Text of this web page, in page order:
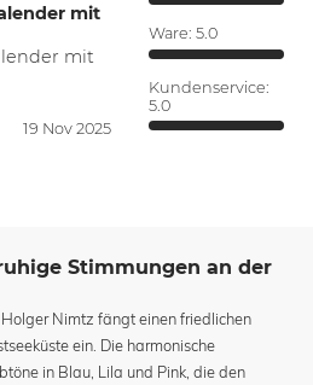
mit
mit
19 Nov 2025
Ware: 5.0
Kundenservice:
5.0
Stimmungen an der
Nimtz fängt einen friedlichen
ein. Die harmonische
in Blau, Lila und Pink, die den